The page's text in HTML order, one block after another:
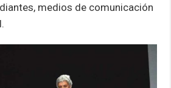
medios de comunicación